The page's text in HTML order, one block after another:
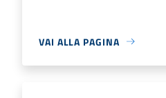
VAI ALLA PAGINA